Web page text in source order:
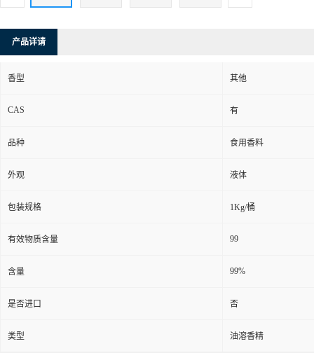
产品详请
香型 其他
CAS 有
品种 食用香料
外观 液体
包装规格 1Kg/桶
有效物质含量 99
含量 99%
是否进口 否
类型 油溶香精